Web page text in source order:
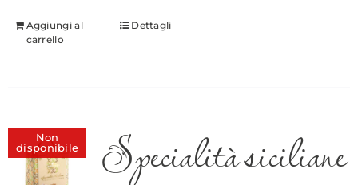
Aggiungi al
carrello
Dettagli
Non
disponibile
Specialità siciliane